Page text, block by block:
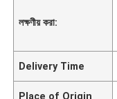
লক্ষণীয় করা:
Delivery Time
Place of Origin